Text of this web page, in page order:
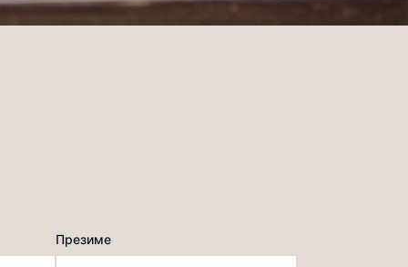
Презиме